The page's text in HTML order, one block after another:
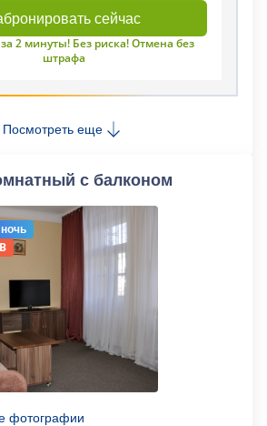
сейчас
2 минуты! Без риска! Отмена без
штрафа
Посмотреть еще
с балконом
фотографии